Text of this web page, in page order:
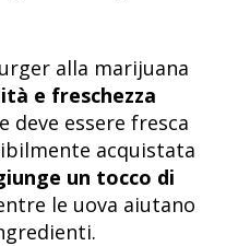
alla marijuana
e freschezza
deve essere fresca
acquistata
un tocco di
le uova aiutano